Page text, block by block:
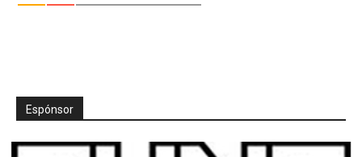
Espónsor